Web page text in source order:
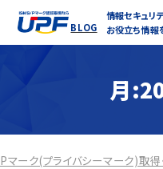
BLOG
情報セキュリ
お役立ち情報
月:
Pマーク(プライバシーマーク)取得